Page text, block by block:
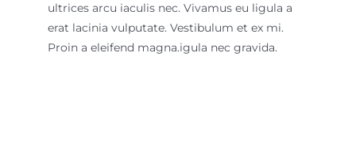
ultrices arcu iaculis nec. Vivamus eu ligula a
erat lacinia vulputate. Vestibulum et ex mi.
Proin a eleifend magna.igula nec gravida.